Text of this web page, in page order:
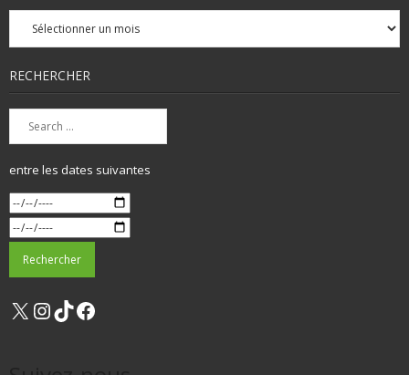
Archives
mensuelles
RECHERCHER
entre les dates suivantes
X Instagram
TikTok